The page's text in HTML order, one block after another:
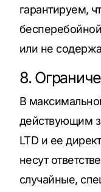
гарантируем,
или не
8.
В
действующим
LTD и ее
несут
случайные,